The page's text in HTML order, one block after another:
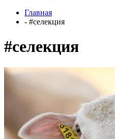
Главная
- #селекция
#селекция